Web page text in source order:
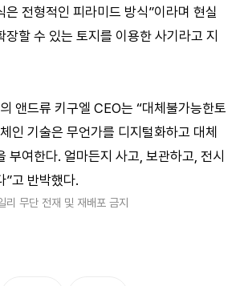
은 전형적인 피라미드 방식”이라며 현실
장할 수 있는 토지를 이용한 사기라고 지
앤드류 키구엘 CEO는 “대체불가능한토
인 기술은 무언가를 디지털화하고 대체
부여한다. 얼마든지 사고, 보관하고, 전시
”고 반박했다.
무단 전재 및 재배포 금지